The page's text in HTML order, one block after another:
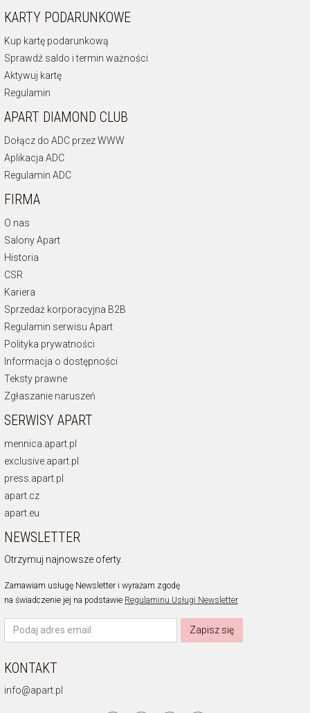
KARTY PODARUNKOWE
Kup kartę podarunkową
Sprawdź saldo i termin ważności
Aktywuj kartę
Regulamin
APART DIAMOND CLUB
Dołącz do ADC przez WWW
Aplikacja ADC
Regulamin ADC
FIRMA
O nas
Salony Apart
Historia
CSR
Kariera
Sprzedaż korporacyjna B2B
Regulamin serwisu Apart
Polityka prywatności
Informacja o dostępności
Teksty prawne
Zgłaszanie naruszeń
SERWISY APART
mennica.apart.pl
exclusive.apart.pl
press.apart.pl
apart.cz
apart.eu
NEWSLETTER
Otrzymuj najnowsze oferty.
Zamawiam usługę Newsletter i wyrażam zgodę
na świadczenie jej na podstawie Regulaminu Usługi Newsletter
Zapisz się
KONTAKT
info@apart.pl